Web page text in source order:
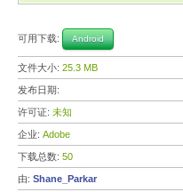
可用下载: Android
文件大小: 25.3 MB
发布日期:
许可证: 未知
企业: Adobe
下载总数: 50
由: Shane_Parkar